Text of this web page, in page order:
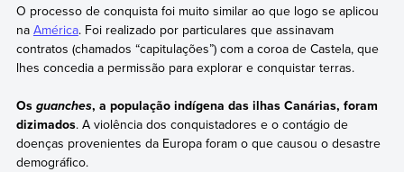
O processo de conquista foi muito similar ao que logo se aplicou
na América. Foi realizado por particulares que assinavam
contratos (chamados “capitulações”) com a coroa de Castela, que
lhes concedia a permissão para explorar e conquistar terras.
Os guanches, a população indígena das ilhas Canárias, foram
dizimados. A violência dos conquistadores e o contágio de
doenças provenientes da Europa foram o que causou o desastre
demográfico.